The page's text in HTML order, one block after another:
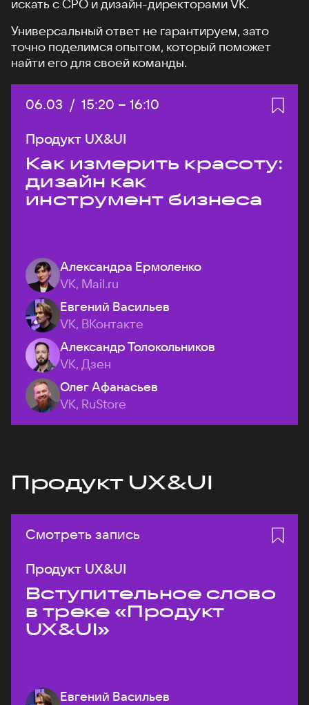
искать с CPO и дизайн-директорами VK.
Универсальный ответ не гарантируем, зато
точно поделимся опытом, который поможет
найти его для своей команды.
Дата:
06.03 / Начало:
15:20 – Конец:
16:10
Продукт UX&UI
Как измерить красоту:
дизайн как
инструмент бизнеса
Александра Ермоленко
VK, Mail.ru
Евгений Васильев
VK, ВКонтакте
Александр Толокольников
VK, Дзен
Олег Афанасьев
VK, RuStore
Продукт UX&UI
Смотреть запись
Продукт UX&UI
Вступительное слово
в треке «Продукт
UX&UI»
Евгений Васильев